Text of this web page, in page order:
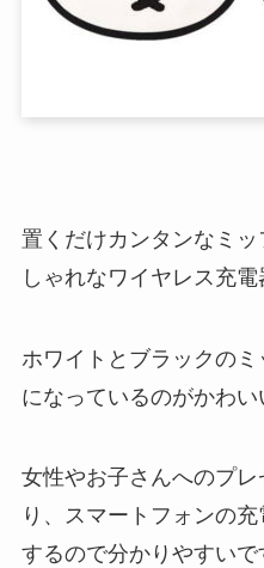
置くだけカンタンなミ
しゃれなワイヤレス充電
ホワイトとブラックの
になっているのがかわい
女性やお子さんへのプ
り、スマートフォンの
するので分かりやすい